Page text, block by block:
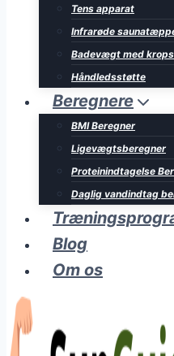
Tens apparat
Infrarøde
Badevægt med
Håndledsstøtte
Beregnere
BMI Beregner
Ligevægtsberegner
Proteinindtagelse
Daglig vandindtag
Blog
Om os